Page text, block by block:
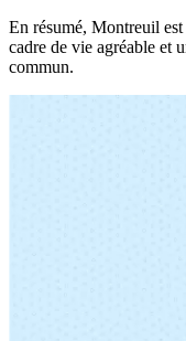
En résumé, Montreuil
cadre de vie agréable et
commun.